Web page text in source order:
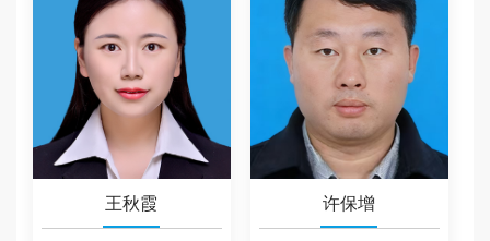
新功能因子的产品研
发。围绕人类生命健
康，针对国家和吉林省
的重大需求，面向产业
发展的痛点问题，深入
挖掘长白山特种动植物
（鹿茸、人参、林蛙
等）的功能，着力开展
以提升特种动植物功能
王秋霞 许保增